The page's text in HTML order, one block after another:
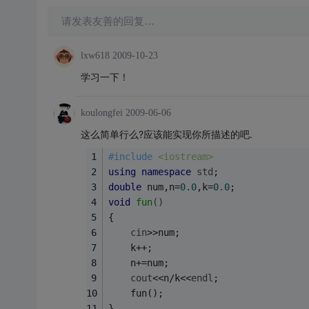
请发表友善的回复…
lxw618 2009-10-23
学习一下！
koulongfei 2009-06-06
这么简单行么?应该能实现你所描述的吧.
#include <iostream>
using
namespace std ;
double num,n=0.0,k=0.0;
void
fun()
{
cin>>num;
	k++;
	n+=num;
cout<<n/k<<endl ;
	fun();